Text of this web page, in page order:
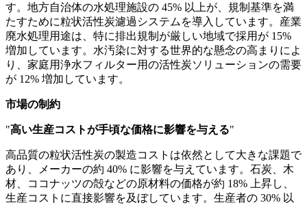
す。地方自治体の水処理施設の 45% 以上が、規制基準を満
たすために粒状活性炭濾過システムを導入しています。産業
廃水処理用途は、特に排出規制が厳しい地域で採用が 15%
増加しています。水汚染に対する世界的な懸念の高まりによ
り、家庭用浄水フィルター用の活性炭ソリューションの需要
が 12% 増加しています。
市場の制約
"高い生産コストが手頃な価格に影響を与える"
高品質の粒状活性炭の製造コストは依然として大きな課題で
あり、メーカーの約 40% に影響を与えています。石炭、木
材、ココナッツの殻などの原材料の価格が約 18% 上昇し、
生産コストに直接影響を及ぼしています。生産者の 30% 以